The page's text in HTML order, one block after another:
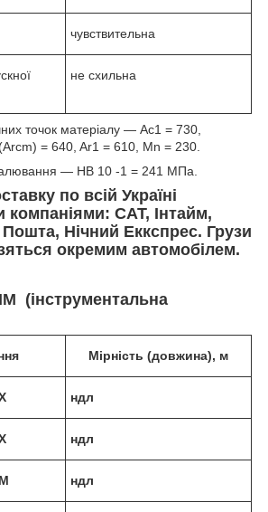
чувствительна
не схильна
точок матеріалу — Ac1 = 730,
= 640, Ar1 = 610, Mn = 230.
— HB 10 -1 = 241 МПа.
по всій Україні
компаніями: САТ, Інтайм,
Нічний Еккспрес. Грузи
окремим автомобілем.
(інструментальна
Мірність (довжина), м
ндл
ндл
ндл